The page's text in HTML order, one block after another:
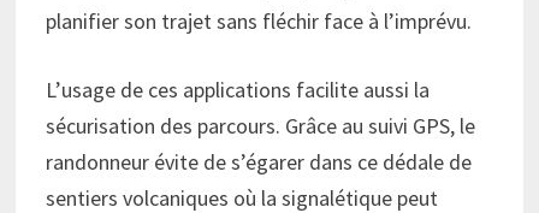
planifier son trajet sans fléchir face à l’imprévu.
L’usage de ces applications facilite aussi la
sécurisation des parcours. Grâce au suivi GPS, le
randonneur évite de s’égarer dans ce dédale de
sentiers volcaniques où la signalétique peut